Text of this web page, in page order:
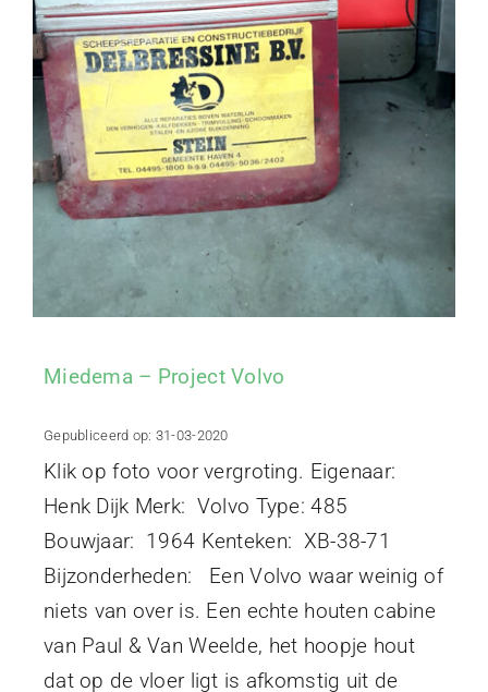
Miedema – Project Volvo
Gepubliceerd op: 31-03-2020
Klik op foto voor vergroting. Eigenaar:
Henk Dijk Merk: Volvo Type: 485
Bouwjaar: 1964 Kenteken: XB-38-71
Bijzonderheden: Een Volvo waar weinig of
niets van over is. Een echte houten cabine
van Paul & Van Weelde, het hoopje hout
dat op de vloer ligt is afkomstig uit de